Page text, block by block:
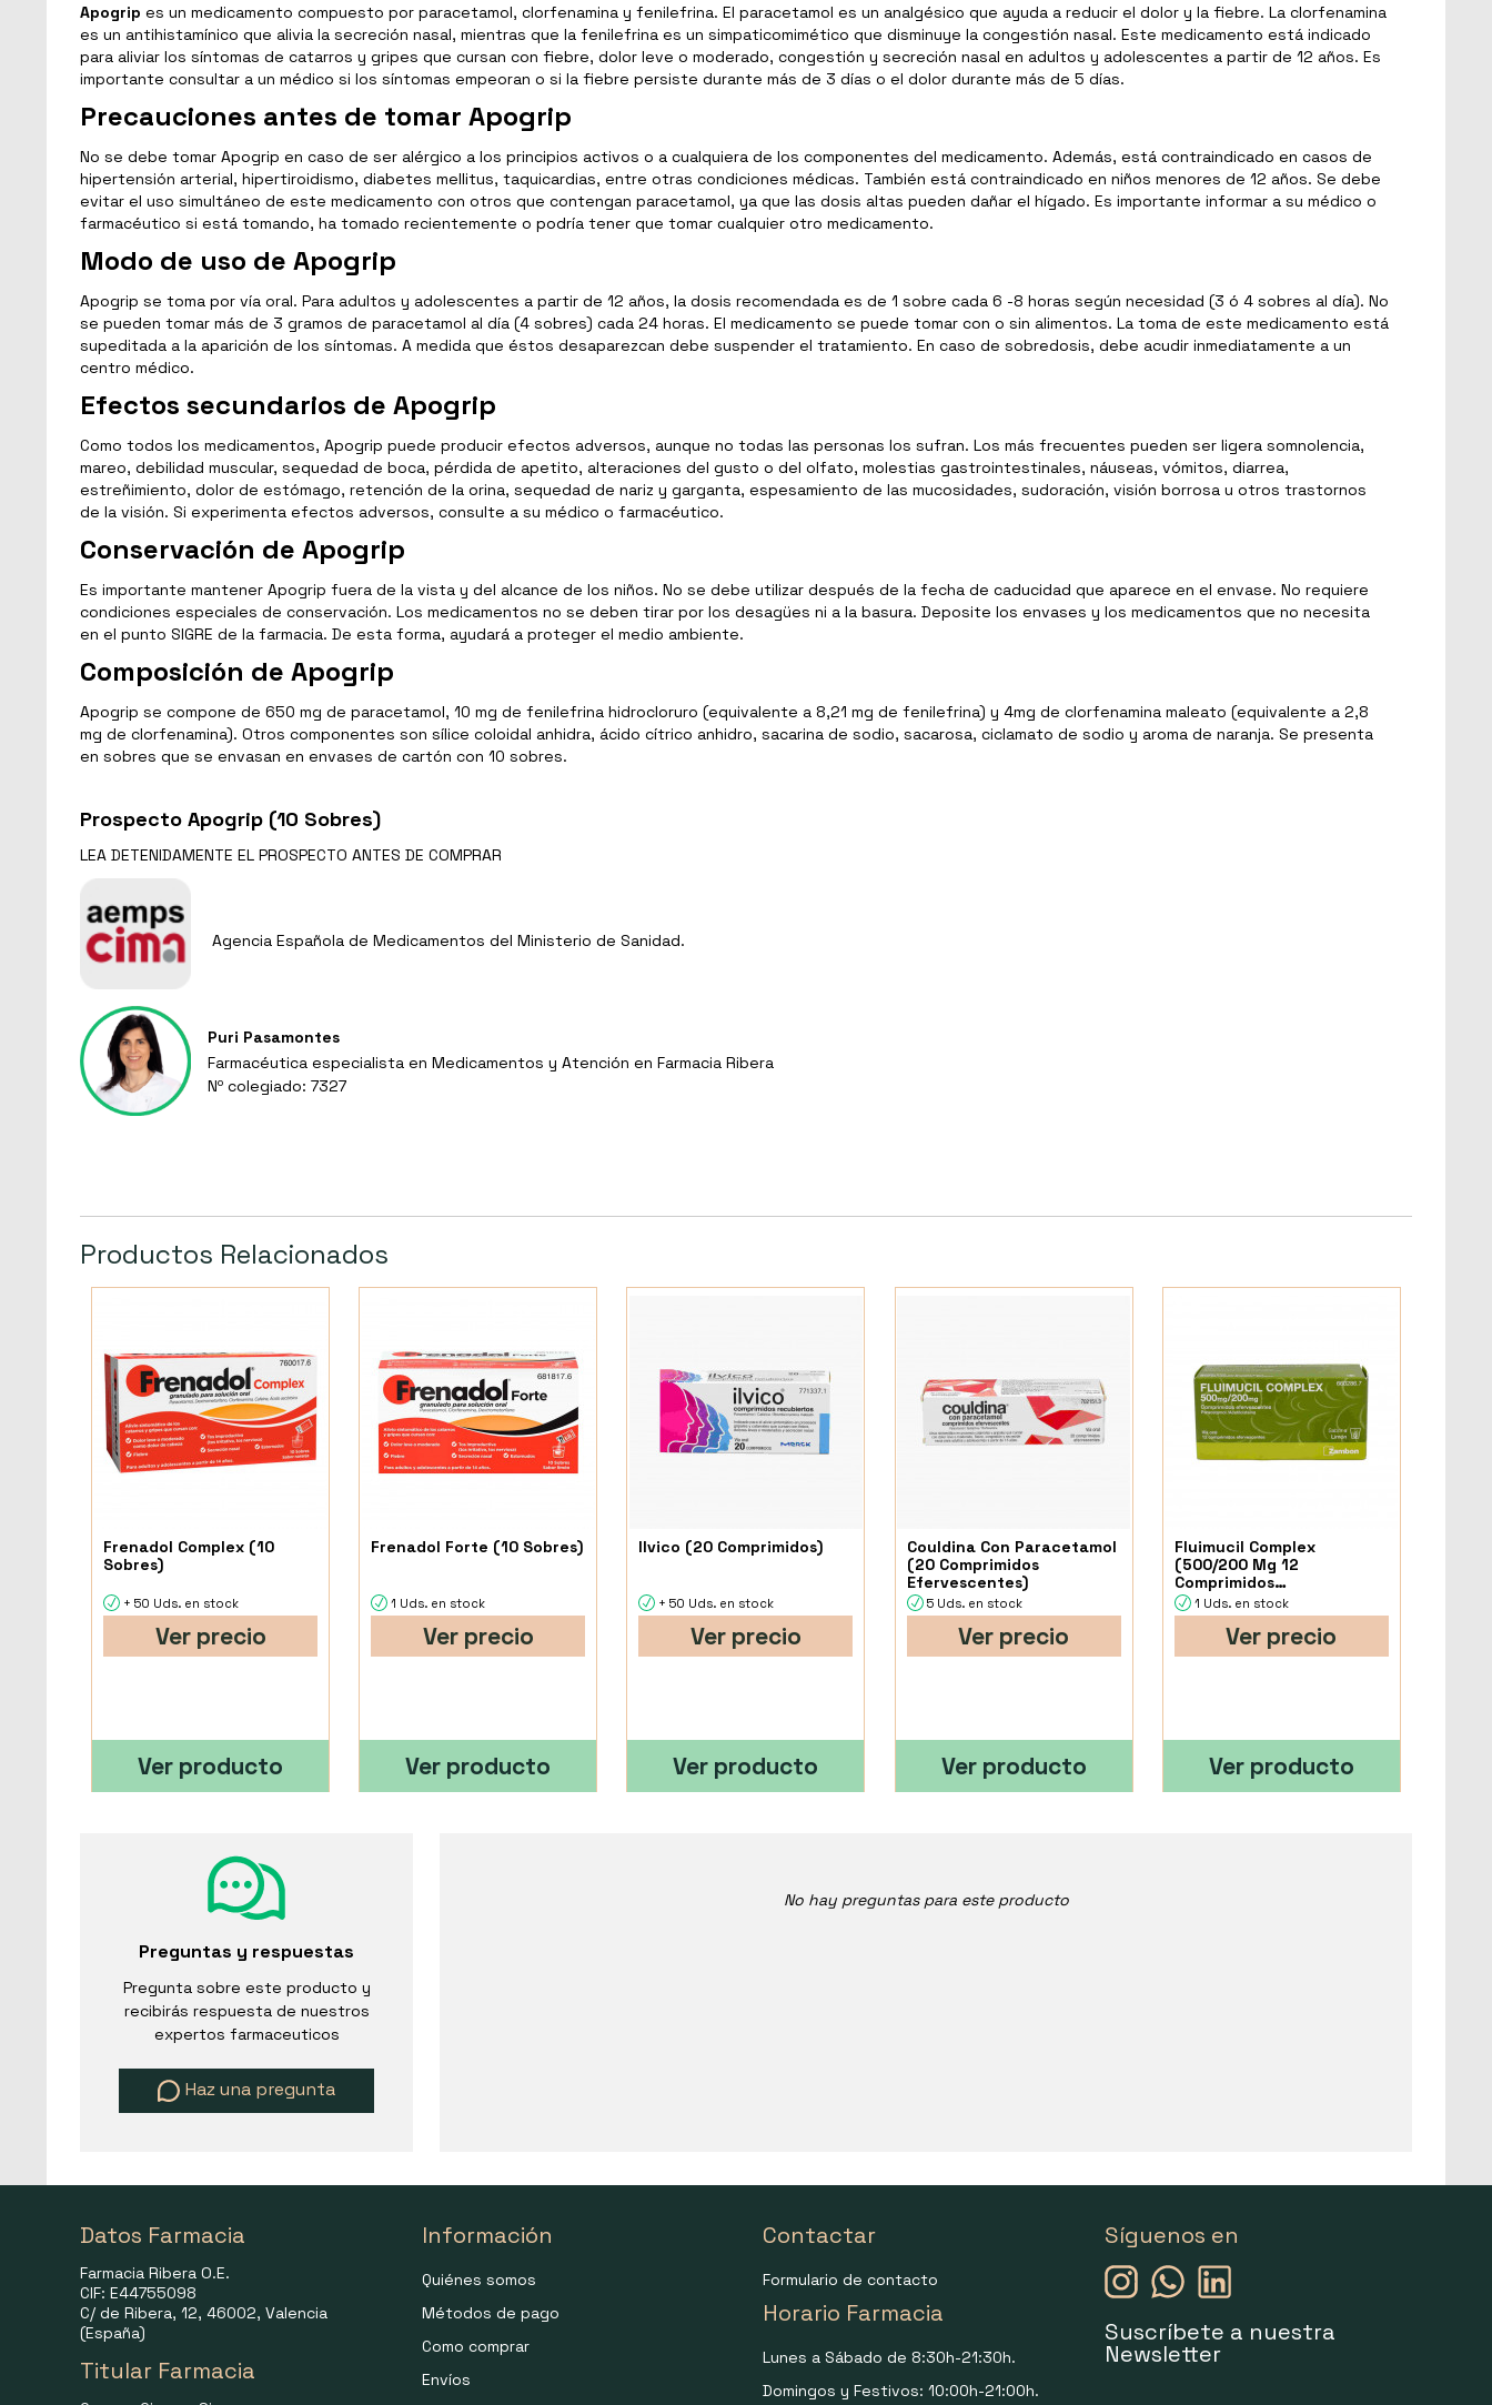
Apogrip es un medicamento compuesto por paracetamol, clorfenamina y fenilefrina. El paracetamol es un analgésico que ayuda a reducir el dolor y la fiebre. La clorfenamina
es un antihistamínico que alivia la secreción nasal, mientras que la fenilefrina es un simpaticomimético que disminuye la congestión nasal. Este medicamento está indicado
para aliviar los síntomas de catarros y gripes que cursan con fiebre, dolor leve o moderado, congestión y secreción nasal en adultos y adolescentes a partir de 12 años. Es
importante consultar a un médico si los síntomas empeoran o si la fiebre persiste durante más de 3 días o el dolor durante más de 5 días.
Precauciones antes de tomar Apogrip
No se debe tomar Apogrip en caso de ser alérgico a los principios activos o a cualquiera de los componentes del medicamento. Además, está contraindicado en casos de
hipertensión arterial, hipertiroidismo, diabetes mellitus, taquicardias, entre otras condiciones médicas. También está contraindicado en niños menores de 12 años. Se debe
evitar el uso simultáneo de este medicamento con otros que contengan paracetamol, ya que las dosis altas pueden dañar el hígado. Es importante informar a su médico o
farmacéutico si está tomando, ha tomado recientemente o podría tener que tomar cualquier otro medicamento.
Modo de uso de Apogrip
Apogrip se toma por vía oral. Para adultos y adolescentes a partir de 12 años, la dosis recomendada es de 1 sobre cada 6 -8 horas según necesidad (3 ó 4 sobres al día). No
se pueden tomar más de 3 gramos de paracetamol al día (4 sobres) cada 24 horas. El medicamento se puede tomar con o sin alimentos. La toma de este medicamento está
supeditada a la aparición de los síntomas. A medida que éstos desaparezcan debe suspender el tratamiento. En caso de sobredosis, debe acudir inmediatamente a un
centro médico.
Efectos secundarios de Apogrip
Como todos los medicamentos, Apogrip puede producir efectos adversos, aunque no todas las personas los sufran. Los más frecuentes pueden ser ligera somnolencia,
mareo, debilidad muscular, sequedad de boca, pérdida de apetito, alteraciones del gusto o del olfato, molestias gastrointestinales, náuseas, vómitos, diarrea,
estreñimiento, dolor de estómago, retención de la orina, sequedad de nariz y garganta, espesamiento de las mucosidades, sudoración, visión borrosa u otros trastornos
de la visión. Si experimenta efectos adversos, consulte a su médico o farmacéutico.
Conservación de Apogrip
Es importante mantener Apogrip fuera de la vista y del alcance de los niños. No se debe utilizar después de la fecha de caducidad que aparece en el envase. No requiere
condiciones especiales de conservación. Los medicamentos no se deben tirar por los desagües ni a la basura. Deposite los envases y los medicamentos que no necesita
en el punto SIGRE de la farmacia. De esta forma, ayudará a proteger el medio ambiente.
Composición de Apogrip
Apogrip se compone de 650 mg de paracetamol, 10 mg de fenilefrina hidrocloruro (equivalente a 8,21 mg de fenilefrina) y 4mg de clorfenamina maleato (equivalente a 2,8
mg de clorfenamina). Otros componentes son sílice coloidal anhidra, ácido cítrico anhidro, sacarina de sodio, sacarosa, ciclamato de sodio y aroma de naranja. Se presenta
en sobres que se envasan en envases de cartón con 10 sobres.
Prospecto Apogrip (10 Sobres)
LEA DETENIDAMENTE EL PROSPECTO ANTES DE COMPRAR
Agencia Española de Medicamentos del Ministerio de Sanidad.
Puri Pasamontes
Farmacéutica especialista en Medicamentos y Atención en Farmacia Ribera
Nº colegiado: 7327
Productos Relacionados
Frenadol Complex (10
Sobres)
+ 50 Uds. en stock
Ver precio
Ver producto
Frenadol Forte (10 Sobres)
1 Uds. en stock
Ver precio
Ver producto
Ilvico (20 Comprimidos)
+ 50 Uds. en stock
Ver precio
Ver producto
Couldina Con Paracetamol
(20 Comprimidos
Efervescentes)
5 Uds. en stock
Ver precio
Ver producto
Fluimucil Complex
(500/200 Mg 12
Comprimidos
Efervescentes)
1 Uds. en stock
Ver precio
Ver producto
Preguntas y respuestas
Pregunta sobre este producto y
recibirás respuesta de nuestros
expertos farmaceuticos
Haz una pregunta
No hay preguntas para este producto
Datos Farmacia
Farmacia Ribera O.E.
CIF: E44755098
C/ de Ribera, 12, 46002, Valencia
(España)
Titular Farmacia
Información
Quiénes somos
Métodos de pago
Como comprar
Envíos
Contactar
Formulario de contacto
Horario Farmacia
Lunes a Sábado de 8:30h-21:30h.
Domingos y Festivos: 10:00h-21:00h.
Síguenos en
Suscríbete a nuestra
Newsletter